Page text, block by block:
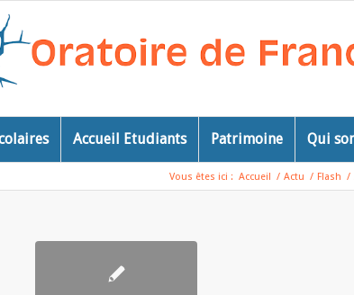
Accueil Etudiants Patrimoine Qui
Vous êtes ici : Accueil / Actu / Flash /